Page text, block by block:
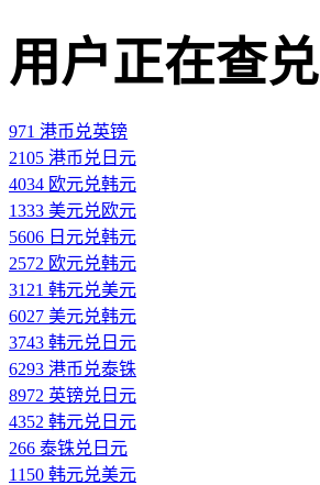
用户正在查兑
971 港币兑英镑
2105 港币兑日元
4034 欧元兑韩元
1333 美元兑欧元
5606 日元兑韩元
2572 欧元兑韩元
3121 韩元兑美元
6027 美元兑韩元
3743 韩元兑日元
6293 港币兑泰铢
8972 英镑兑日元
4352 韩元兑日元
266 泰铢兑日元
1150 韩元兑美元